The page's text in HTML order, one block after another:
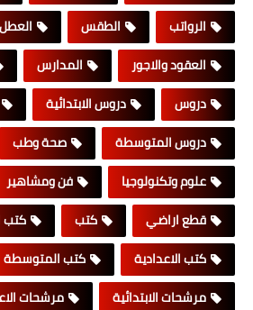
الرواتب
الطقس
العقود والاجور
المدارس
دروس
دروس الابتدائية
دروس المتوسطة
صحة وطب
علوم وتكنولوجيا
فن ومشاهير
قطع اراضي
كتب
كتب
كتب الاعدادية
كتب المتوسطة
مرشحات الابتدائية
مرشحات